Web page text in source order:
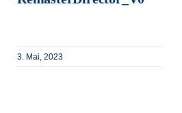
3. Mai, 2023